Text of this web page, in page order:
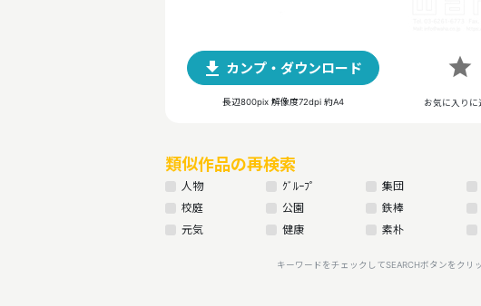
file_download カンプ・ダウンロード
長辺800pix 解像度72dpi 約A4
star
お気に入りに
類似作品の再検索
人物 ｸﾞﾙｰﾌﾟ 集団
校庭
公園 鉄棒
元気
健康 素朴
キーワードをチェックしてSEARCHボタンをクリ